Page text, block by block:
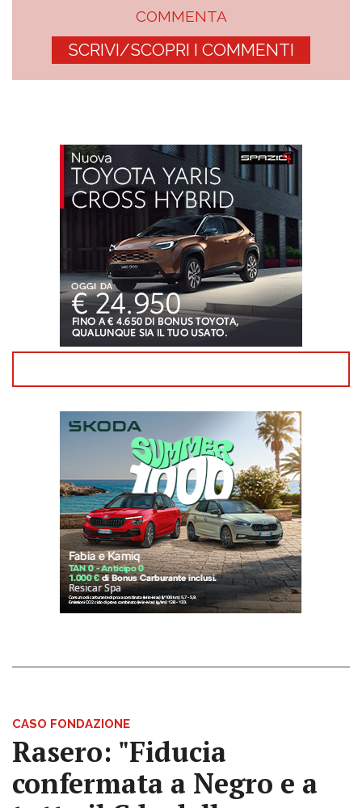
COMMENTA
SCRIVI/SCOPRI I COMMENTI
CASO FONDAZIONE
Rasero: "Fiducia
confermata a Negro e a